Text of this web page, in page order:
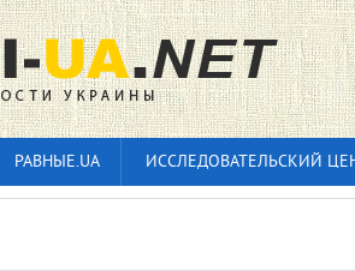
РАВНЫЕ.UA ИССЛЕДОВАТЕЛЬСКИЙ